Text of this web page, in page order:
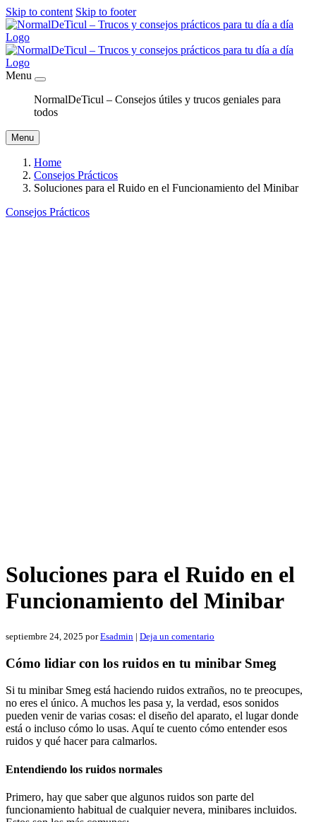
Skip to content Skip to footer
Menu
NormalDeTicul – Consejos útiles y trucos geniales para
todos
Menu
Home
Consejos Prácticos
Soluciones para el Ruido en el Funcionamiento del Minibar
Consejos Prácticos
Soluciones para el Ruido en el
Funcionamiento del Minibar
septiembre 24, 2025 porEsadmin | Deja un comentario
Cómo lidiar con los ruidos en tu minibar Smeg
Si tu minibar Smeg está haciendo ruidos extraños, no te preocupes,
no eres el único. A muchos les pasa y, la verdad, esos sonidos
pueden venir de varias cosas: el diseño del aparato, el lugar donde
está o incluso cómo lo usas. Aquí te cuento cómo entender esos
ruidos y qué hacer para calmarlos.
Entendiendo los ruidos normales
Primero, hay que saber que algunos ruidos son parte del
funcionamiento habitual de cualquier nevera, minibares incluidos.